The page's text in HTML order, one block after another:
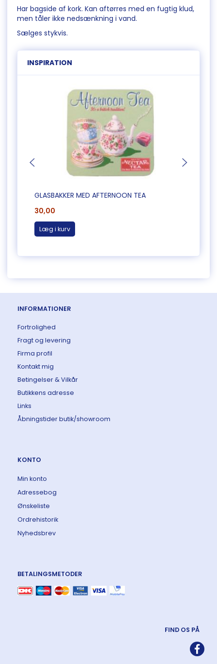
Har bagside af kork. Kan aftørres med en fugtig klud,
men tåler ikke nedsænkning i vand.
Sælges stykvis.
INSPIRATION
GLASBAKKER MED AFTERNOON TEA
30,00
Læg i kurv
INFORMATIONER
Fortrolighed
Fragt og levering
Firma profil
Kontakt mig
Betingelser & Vilkår
Butikkens adresse
Links
Åbningstider butik/showroom
KONTO
Min konto
Adressebog
Ønskeliste
Ordrehistorik
Nyhedsbrev
BETALINGSMETODER
FIND OS PÅ